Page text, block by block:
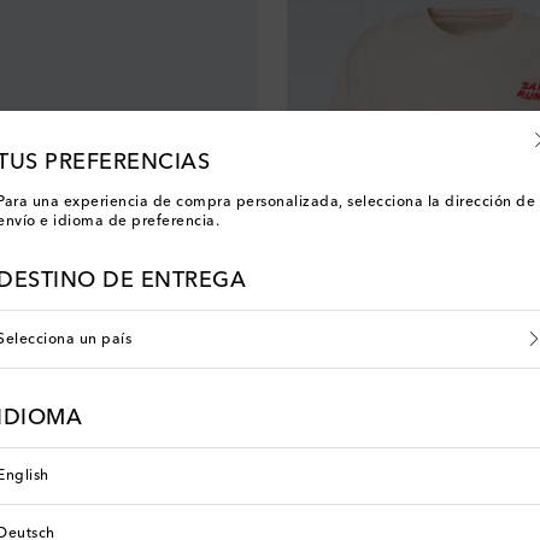
PREFERENCIAS
Para una experiencia de compra personalizada, selecciona la dirección de
e idioma de preferencia.
DESTINO DE ENTREGA
un país
IDIOMA
English
Deutsch